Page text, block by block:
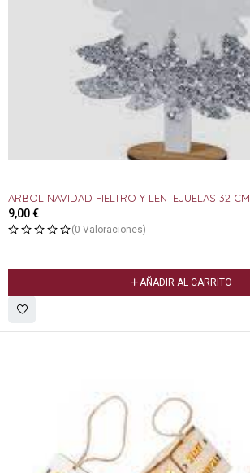
ARBOL NAVIDAD FIELTRO Y LENTEJUELAS 32 CM
9,00€
(0 Valoraciones)
AÑADIR AL CARRITO